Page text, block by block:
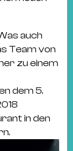
auch
Team von
zu einem
dem 5.
in den